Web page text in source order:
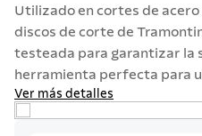
Utilizado en cortes de acero
discos de corte de
testeada para garantizar la
herramienta perfecta para
Ver más detalles
3.
sarten
4.
ollas
5.
lavaplatos